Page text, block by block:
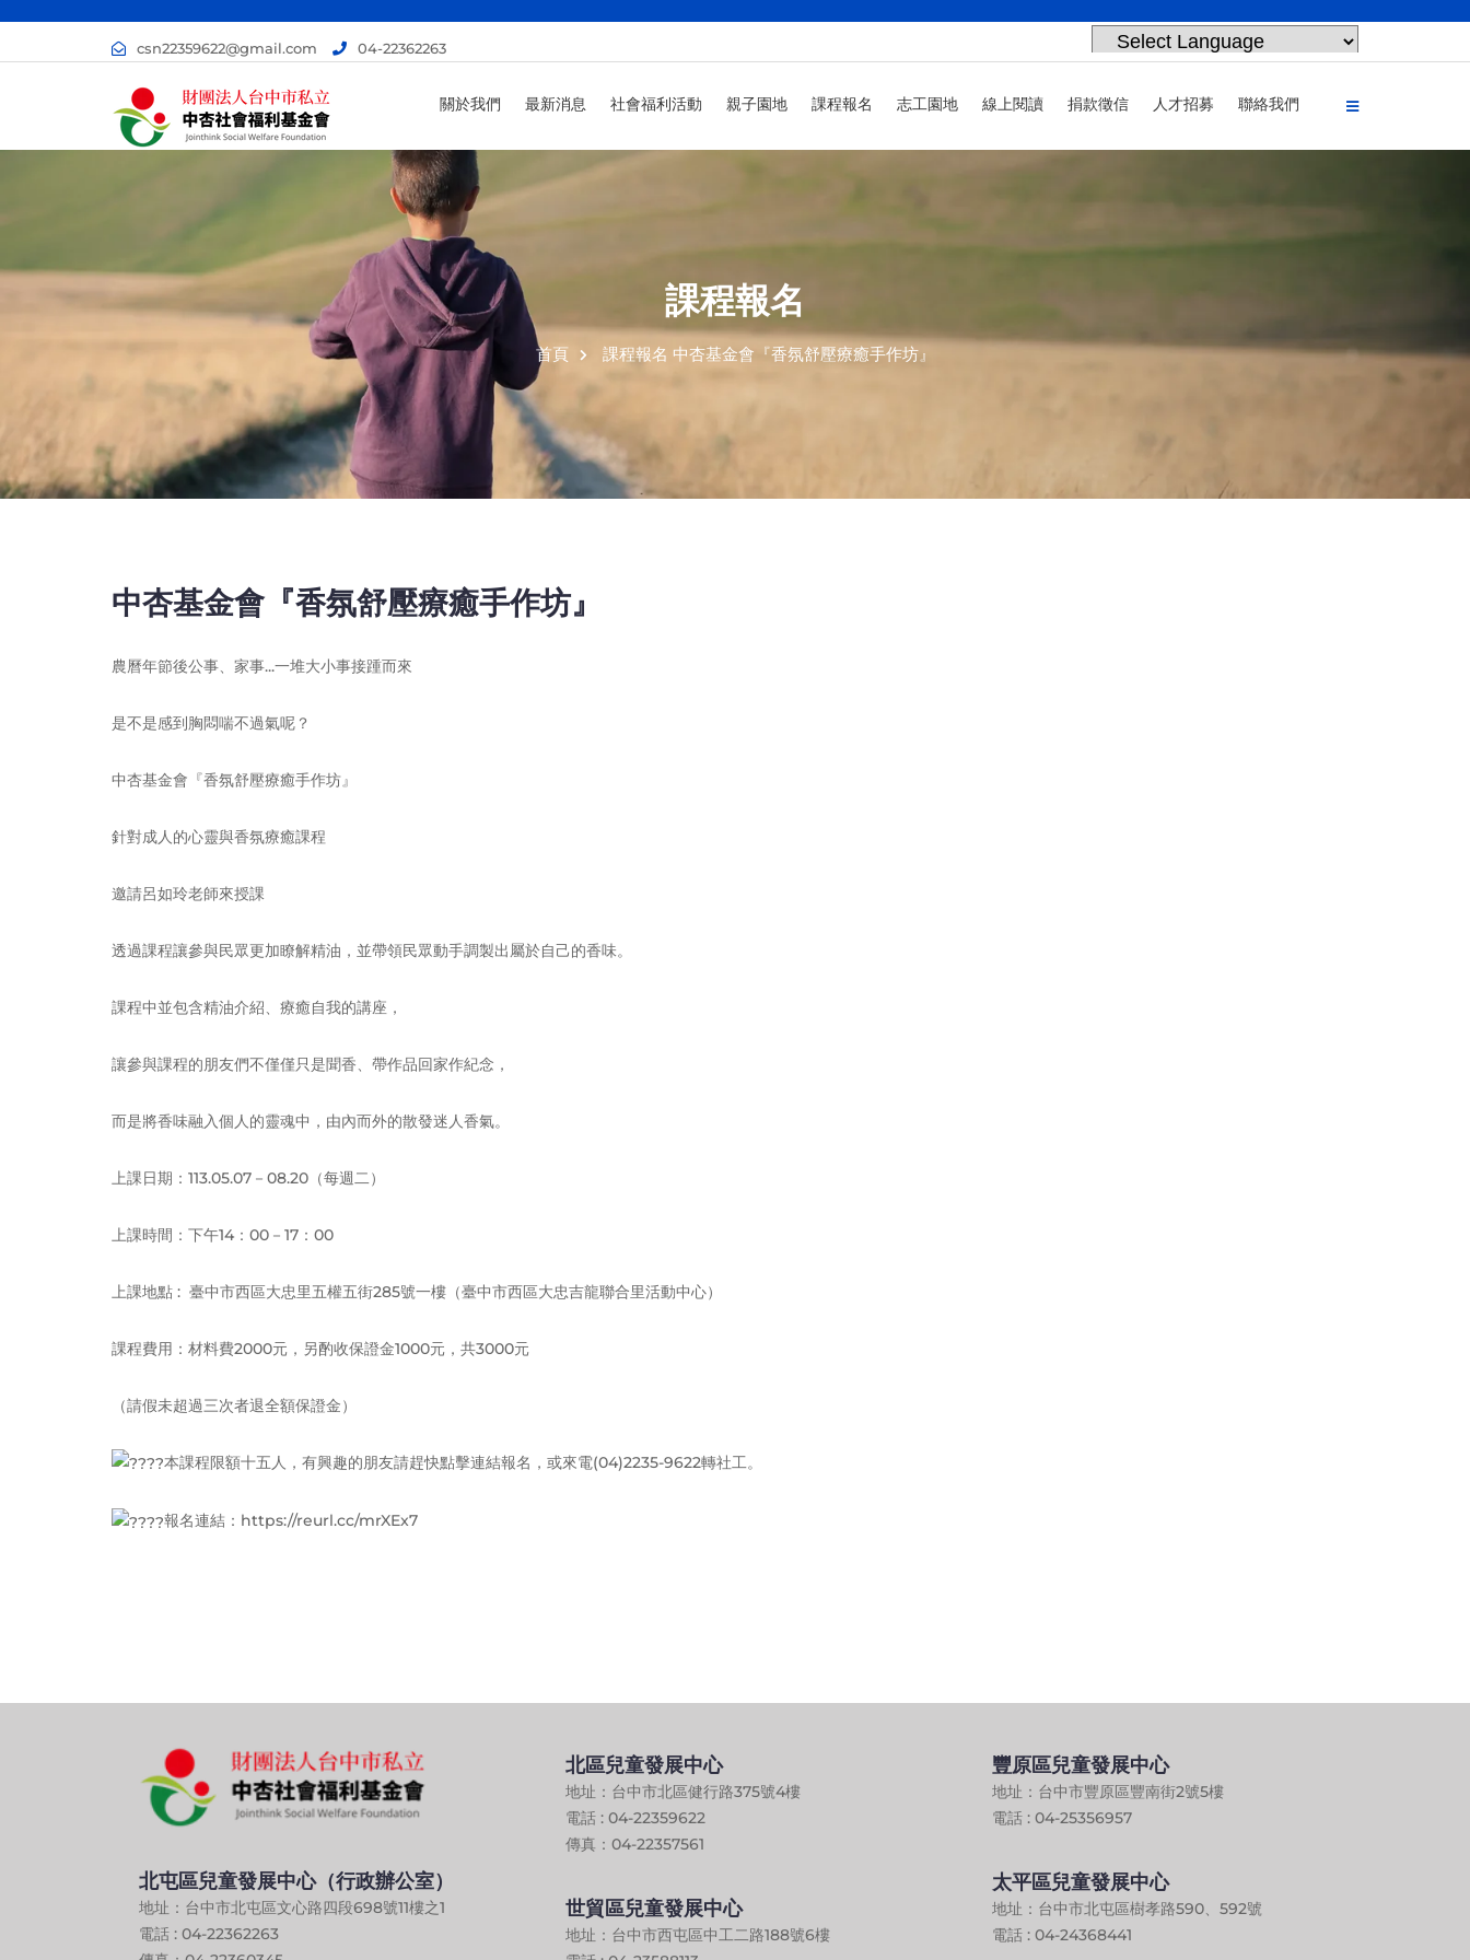
csn22359622@gmail.com 04-22362263
關於我們 最新消息 社會福利活動 親子園地 課程報名 志工園地 線上閱讀 捐款徵信 人才招募 聯絡我們
課程報名
首頁 課程報名 中杏基金會『香氛舒壓療癒手作坊』
中杏基金會『香氛舒壓療癒手作坊』
農曆年節後公事、家事...一堆大小事接踵而來
是不是感到胸悶喘不過氣呢？
中杏基金會『香氛舒壓療癒手作坊』
針對成人的心靈與香氛療癒課程
邀請呂如玲老師來授課
透過課程讓參與民眾更加瞭解精油，並帶領民眾動手調製出屬於自己的香味。
課程中並包含精油介紹、療癒自我的講座，
讓參與課程的朋友們不僅僅只是聞香、帶作品回家作紀念，
而是將香味融入個人的靈魂中，由內而外的散發迷人香氣。
上課日期：113.05.07－08.20（每週二）
上課時間：下午14：00－17：00
上課地點 : 臺中市西區大忠里五權五街285號一樓（臺中市西區大忠吉龍聯合里活動中心）
課程費用：材料費2000元，另酌收保證金1000元，共3000元
（請假未超過三次者退全額保證金）
本課程限額十五人，有興趣的朋友請趕快點擊連結報名，或來電(04)2235-9622轉社工。
報名連結： https://reurl.cc/mrXEx7
北屯區兒童發展中心（行政辦公室）
地址：台中市北屯區文心路四段698號11樓之1
電話 : 04-22362263
北區兒童發展中心
地址：台中市北區健行路375號4樓
電話 : 04-22359622
傳真：04-22357561
世貿區兒童發展中心
地址：台中市西屯區中工二路188號6樓
豐原區兒童發展中心
地址：台中市豐原區豐南街2號5樓
電話 : 04-25356957
太平區兒童發展中心
地址：台中市北屯區樹孝路590、592號
電話 : 04-24368441